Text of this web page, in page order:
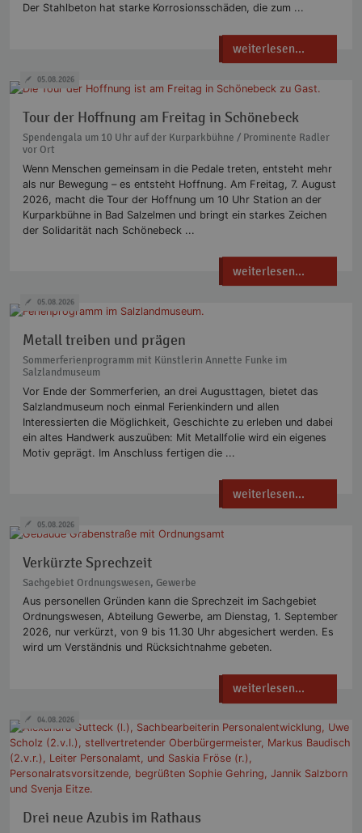
Der Stahlbeton hat starke Korrosionsschäden, die zum ...
weiterlesen...
Tour der Hoffnung am Freitag in Schönebeck
Spendengala um 10 Uhr auf der Kurparkbühne / Prominente Radler
vor Ort
Wenn Menschen gemeinsam in die Pedale treten, entsteht mehr
als nur Bewegung – es entsteht Hoffnung. Am Freitag, 7. August
2026, macht die Tour der Hoffnung um 10 Uhr Station an der
Kurparkbühne in Bad Salzelmen und bringt ein starkes Zeichen
der Solidarität nach Schönebeck ...
weiterlesen...
05.08.2026
Metall treiben und prägen
Sommerferienprogramm mit Künstlerin Annette Funke im
Salzlandmuseum
Vor Ende der Sommerferien, an drei Augusttagen, bietet das
Salzlandmuseum noch einmal Ferienkindern und allen
Interessierten die Möglichkeit, Geschichte zu erleben und dabei
ein altes Handwerk auszuüben: Mit Metallfolie wird ein eigenes
Motiv geprägt. Im Anschluss fertigen die ...
weiterlesen...
05.08.2026
Verkürzte Sprechzeit
Sachgebiet Ordnungswesen, Gewerbe
Aus personellen Gründen kann die Sprechzeit im Sachgebiet
Ordnungswesen, Abteilung Gewerbe, am Dienstag, 1. September
2026, nur verkürzt, von 9 bis 11.30 Uhr abgesichert werden. Es
wird um Verständnis und Rücksichtnahme gebeten.
weiterlesen...
05.08.2026
Drei neue Azubis im Rathaus
04.08.2026